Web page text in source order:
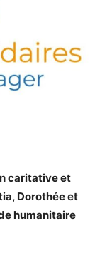
caritative et
Dorothée et
humanitaire